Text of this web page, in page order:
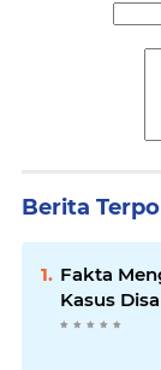
Berita
Fakta
Kasus